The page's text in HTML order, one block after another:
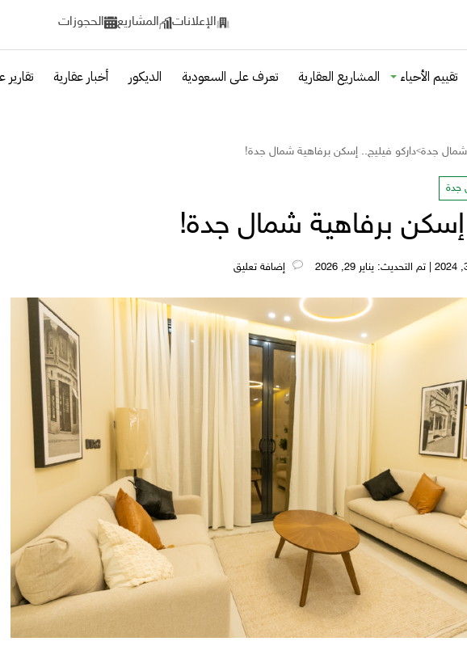
الإعلانات المشاريع الحجوزات
تقييم الأحياء المشاريع العقارية تعرف على السعودية الديكور أخبار عقارية تقارير
شمال جدة>داركو فيليج.. إسكن برفاهية شمال جدة!
جدة
إسكن برفاهية شمال جدة!